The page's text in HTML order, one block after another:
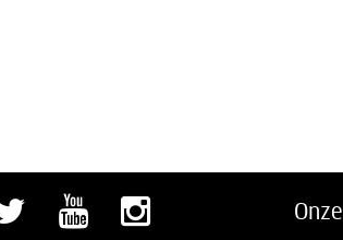
op Facebook
ons op LinkedIn
Volg ons op
Volg ons op
Volg ons